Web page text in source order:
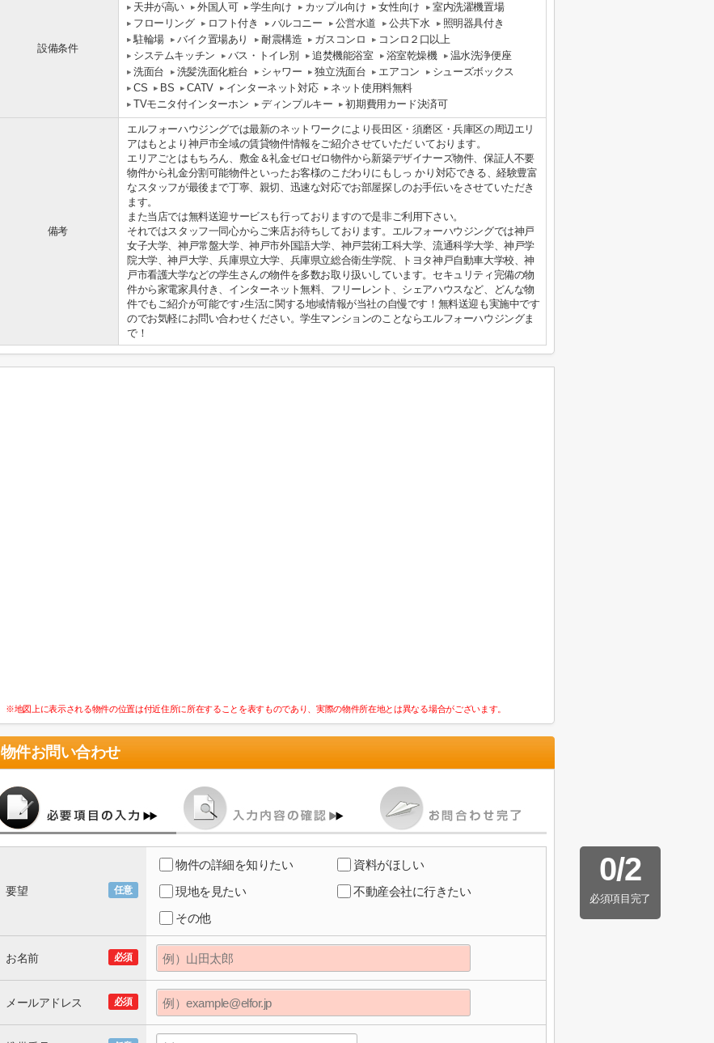
設備条件
天井が高い
外国人可 学生向け カップル向け 女性向け
室内洗濯機置場
フローリング
ロフト付き バルコニー 公営水道 公共下水
照明器具付き
駐輪場
バイク置場あり 耐震構造 ガスコンロ
コンロ２口以上
システムキッチン
バス・トイレ別 追焚機能浴室 浴室乾燥機
温水洗浄便座
洗面台
洗髪洗面化粧台 シャワー 独立洗面台 エアコン
シューズボックス
CS
BS CATV インターネット対応
ネット使用料無料
TVモニタ付インターホン
ディンプルキー 初期費用カード決済可
備考
エルフォーハウジングでは最新のネットワークにより長田区・須磨区・兵庫区の周辺エリ
アはもとより神戸市全域の賃貸物件情報をご紹介させていただ いております。
エリアごとはもちろん、敷金＆礼金ゼロゼロ物件から新築デザイナーズ物件、保証人不要
物件から礼金分割可能物件といったお客様のこだわりにもしっ かり対応できる、経験豊富
なスタッフが最後まで丁寧、親切、迅速な対応でお部屋探しのお手伝いをさせていただき
ます。
また当店では無料送迎サービスも行っておりますので是非ご利用下さい。
それではスタッフ一同心からご来店お待ちしております。エルフォーハウジングでは神戸
女子大学、神戸常盤大学、神戸市外国語大学、神戸芸術工科大学、流通科学大学、神戸学
院大学、神戸大学、兵庫県立大学、兵庫県立総合衛生学院、トヨタ神戸自動車大学校、神
戸市看護大学などの学生さんの物件を多数お取り扱いしています。セキュリティ完備の物
件から家電家具付き、インターネット無料、フリーレント、シェアハウスなど、どんな物
件でもご紹介が可能です♪生活に関する地域情報が当社の自慢です！無料送迎も実施中です
のでお気軽にお問い合わせください。学生マンションのことならエルフォーハウジングま
で！
※地図上に表示される物件の位置は付近住所に所在することを表すものであり、実際の物件所在地とは異なる場合がございます。
物件お問い合わせ
0/2
必須項目完了
任意
要望
物件の詳細を知りたい
資料がほしい
現地を見たい
不動産会社に行きたい
その他
必須
お名前
必須
メールアドレス